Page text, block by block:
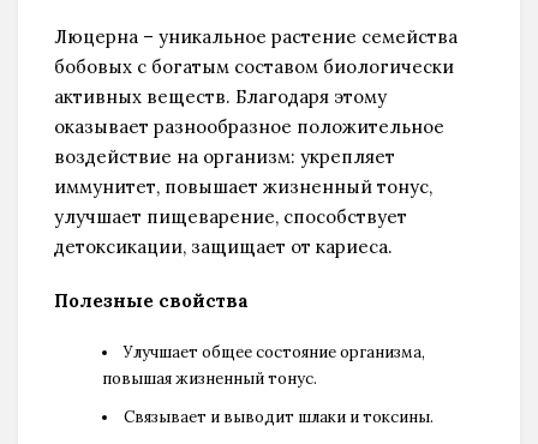
Люцерна – уникальное растение семейства
бобовых с богатым составом биологически
активных веществ. Благодаря этому
оказывает разнообразное положительное
воздействие на организм: укрепляет
иммунитет, повышает жизненный тонус,
улучшает пищеварение, способствует
детоксикации, защищает от кариеса.
Полезные свойства
Улучшает общее состояние организма,
повышая жизненный тонус.
Связывает и выводит шлаки и токсины.